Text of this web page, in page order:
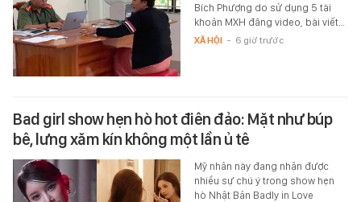
Bích Phượng do sử dụng 5 tài
khoản MXH đăng video, bài viết…
XÃ HỘI - 6 giờ trước
Bad girl show hẹn hò hot điên đảo: Mặt như búp
bê, lưng xăm kín không một lần ủ tê
Mỹ nhân này đang nhận được
nhiều sự chú ý trong show hẹn
hò Nhật Bản Badly in Love